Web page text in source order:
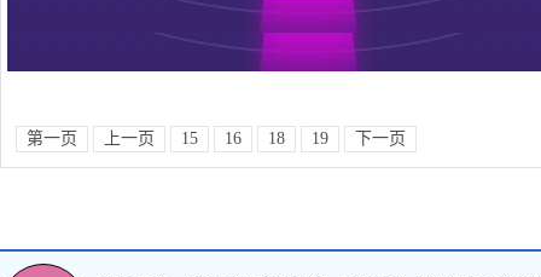
第一页 上一页 15 16 18 19 下一页